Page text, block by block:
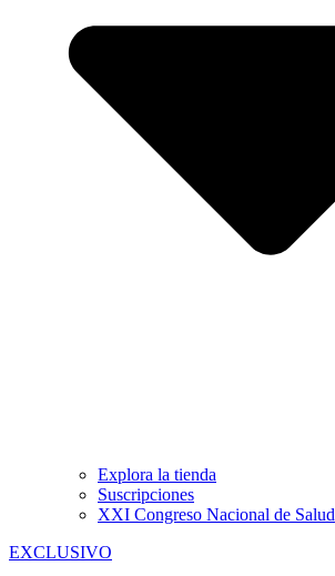
Explora la tienda
Suscripciones
XXI Congreso Nacional de Salud
EXCLUSIVO